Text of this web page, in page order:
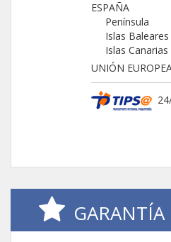
ESPAÑA
Península
Islas Baleares
Islas Canarias
UNIÓN